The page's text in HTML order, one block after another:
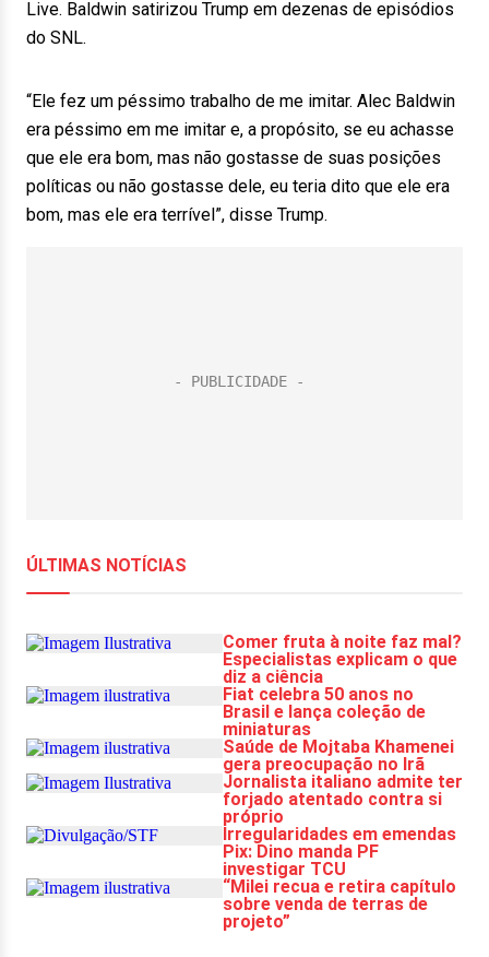
Live. Baldwin satirizou Trump em dezenas de episódios
do SNL.
“Ele fez um péssimo trabalho de me imitar. Alec Baldwin
era péssimo em me imitar e, a propósito, se eu achasse
que ele era bom, mas não gostasse de suas posições
políticas ou não gostasse dele, eu teria dito que ele era
bom, mas ele era terrível”, disse Trump.